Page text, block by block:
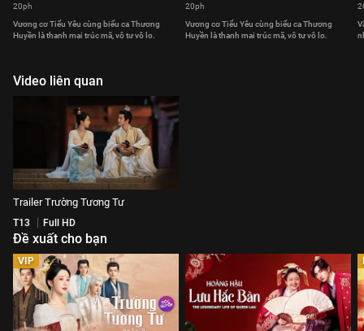
20ph
Vương cơ Tiểu Yêu cùng biểu ca Thương
Huyền là thanh mai trúc mã, vô tư vô lo.
20ph
Vương cơ Tiểu Yêu cùng biểu ca Thương
Huyền là thanh mai trúc mã, vô tư vô lo.
Video liên quan
Trailer Trường Tương Tư
T13 Full HD
Đề xuất cho bạn
VIP